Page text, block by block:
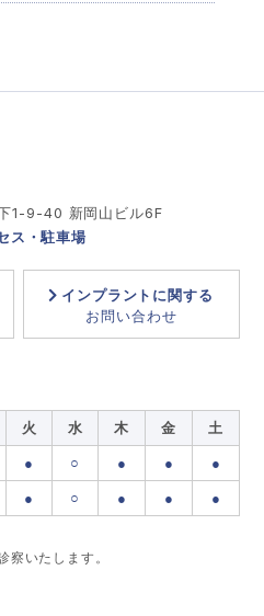
1-9-40 新岡山ビル6F
ス・駐車場
インプラントに関する
お問い合わせ
火 水 木 金
土
● ○ ● ●
●
● ○ ● ● ●
察いたします。